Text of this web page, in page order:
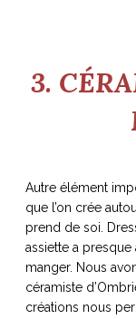
3.
Autre élément
que l’on crée
prend de soi.
assiette a presque
manger. Nous
céramiste
créations nous